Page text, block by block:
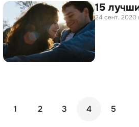
15
24 сент. 2020
1 2 3 4 5